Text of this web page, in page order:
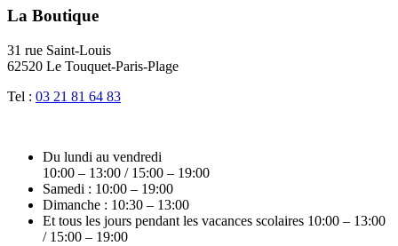
La Boutique
31 rue Saint-Louis
62520 Le Touquet-Paris-Plage
Tel : 03 21 81 64 83
Du lundi au vendredi
10:00 – 13:00 / 15:00 – 19:00
Samedi : 10:00 – 19:00
Dimanche : 10:30 – 13:00
Et tous les jours pendant les vacances scolaires 10:00 – 13:00
/ 15:00 – 19:00